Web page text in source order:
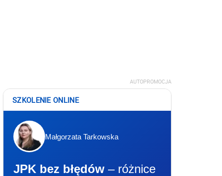
AUTOPROMOCJA
SZKOLENIE ONLINE
Małgorzata Tarkowska
JPK bez błędów – różnice